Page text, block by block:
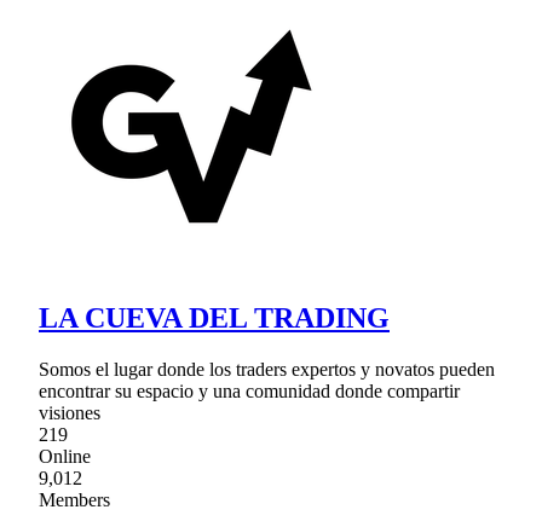
LA CUEVA DEL TRADING
Somos el lugar donde los traders expertos y novatos pueden
encontrar su espacio y una comunidad donde compartir
visiones
219
Online
9,012
Members